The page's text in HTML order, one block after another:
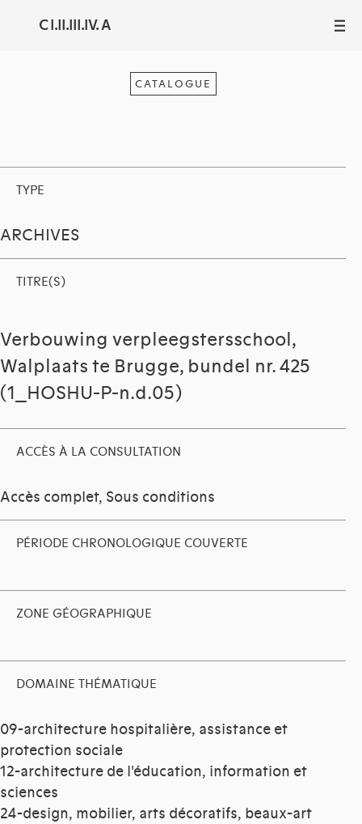
C I.II.III.IV. A III
CATALOGUE
TYPE
ARCHIVES
TITRE(S)
Verbouwing verpleegstersschool,
Walplaats te Brugge, bundel nr. 425
(1_HOSHU-P-n.d.05)
ACCÈS À LA CONSULTATION
Accès complet, Sous conditions
PÉRIODE CHRONOLOGIQUE COUVERTE
ZONE GÉOGRAPHIQUE
DOMAINE THÉMATIQUE
09-architecture hospitalière, assistance et
protection sociale
12-architecture de l'éducation, information et
sciences
24-design, mobilier, arts décoratifs, beaux-art